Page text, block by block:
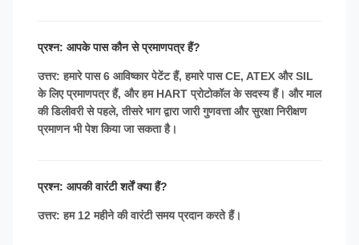
प्रश्न: आपके पास कौन से प्रमाणपत्र हैं?
उत्तर: हमारे पास 6 आविष्कार पेटेंट हैं, हमारे पास CE, ATEX और SIL
के लिए प्रमाणपत्र हैं, और हम HART प्रोटोकॉल के सदस्य हैं। और माल
की डिलीवरी से पहले, तीसरे भाग द्वारा जारी गुणवत्ता और सुरक्षा निरीक्षण
प्रमाणन भी पेश किया जा सकता है।
प्रश्न: आपकी वारंटी शर्तें क्या हैं?
उत्तर: हम 12 महीने की वारंटी समय प्रदान करते हैं।